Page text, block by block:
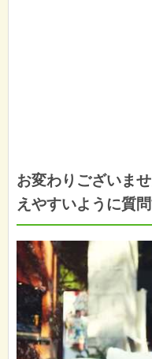
お変わりございま
えやすいように質